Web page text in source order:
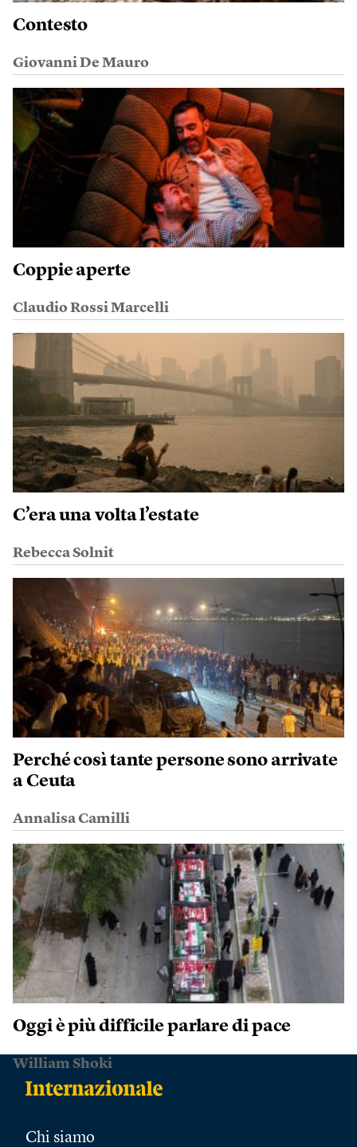
Contesto
Giovanni De Mauro
Coppie aperte
Claudio Rossi Marcelli
C’era una volta l’estate
Rebecca Solnit
Perché così tante persone sono arrivate
a Ceuta
Annalisa Camilli
Oggi è più difficile parlare di pace
William Shoki
Chi siamo